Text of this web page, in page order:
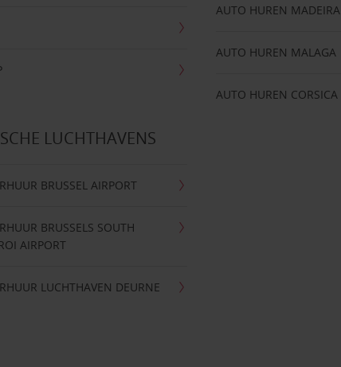
AUTO HUREN MADEIRA
AUTO HUREN MALAGA
AUTO HUREN CORSICA
LUCHTHAVENS
BRUSSEL AIRPORT
BRUSSELS SOUTH
AIRPORT
LUCHTHAVEN DEURNE